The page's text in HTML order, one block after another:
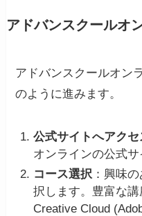
アドバンスクールオ
アドバンスクールオン
のように進みます。
公式サイトへアクセ
オンラインの公式
コース選択：興味
択します。豊富な
Creative Cloud